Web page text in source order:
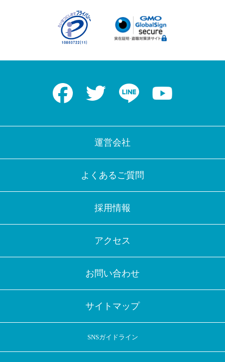
Facebook Twitter LINE
運営会社
よくあるご質問
採用情報
アクセス
お問い合わせ
サイトマップ
SNSガイドライン